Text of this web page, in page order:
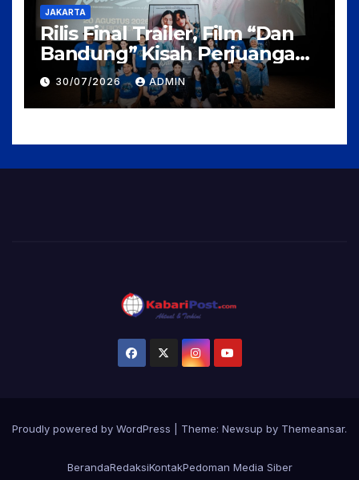
JAKARTA
Rilis Final Trailer, Film “Dan
Bandung” Kisah Perjuangan
Cinta Karya Pidi Baig dan
Arahan Rudi Soedjarwo, Siap
Mengaduk Emosi Penonton
30/07/2026 ADMIN
Proudly powered by WordPress Theme: Newsup by Themeansar.
BerandaRedaksiKontakPedoman Media Siber